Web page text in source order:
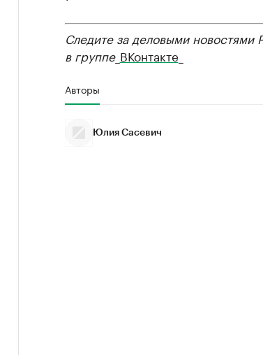
Следите за деловыми новостями
в группе_ ВКонтакте
Авторы
Юлия Сасевич